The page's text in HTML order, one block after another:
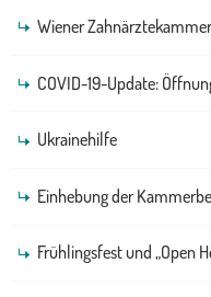
Wiener
COVID-19-Update:
Ukrainehilfe
Einhebung der
Frühlingsfest und „Open